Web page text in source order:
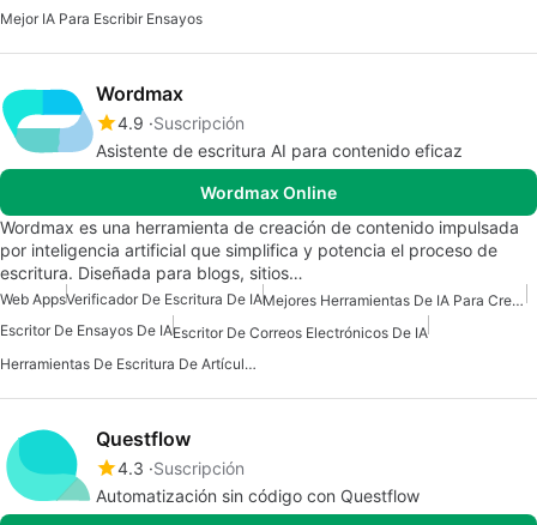
Mejor IA Para Escribir Ensayos
Wordmax
4.9 Suscripción
Asistente de escritura AI para contenido eficaz
Wordmax Online
Wordmax es una herramienta de creación de contenido impulsada
por inteligencia artificial que simplifica y potencia el proceso de
escritura. Diseñada para blogs, sitios…
Web AppsVerificador De Escritura De IA
Mejores Herramientas De IA Para Creadores De Contenido
Escritor De Ensayos De IAEscritor De Correos Electrónicos De IA
Herramientas De Escritura De Artículos De IA
Questflow
4.3 Suscripción
Automatización sin código con Questflow